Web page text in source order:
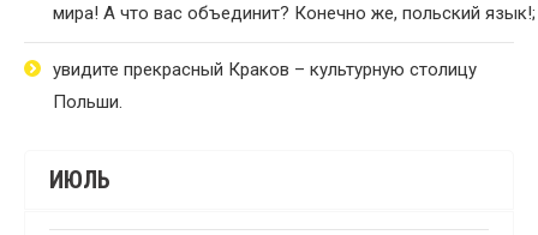
мира! А что вас объединит? Конечно же, польский язык!;
увидите прекрасный Краков – культурную столицу
Польши.
ИЮЛЬ